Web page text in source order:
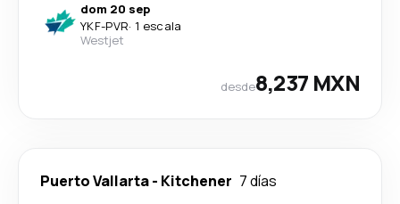
dom 20 sep
YKF-PVR· 1 escala
Westjet
desde8,237 MXN
Puerto Vallarta- Kitchener 7 días